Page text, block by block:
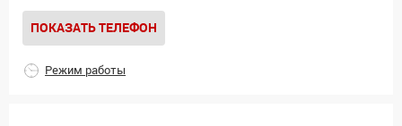
ПОКАЗАТЬ ТЕЛЕФОН
Режим работы